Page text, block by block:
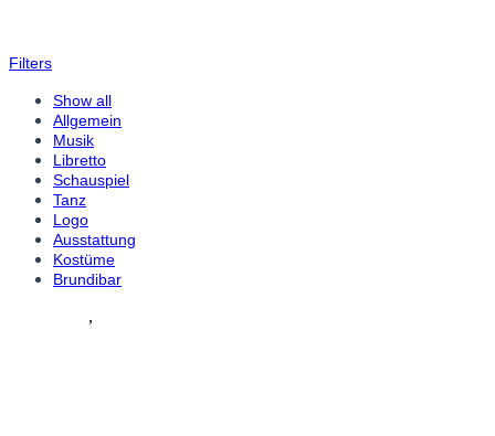
Filters
Show all
Allgemein
Musik
Libretto
Schauspiel
Tanz
Logo
Ausstattung
Kostüme
Brundibar
,